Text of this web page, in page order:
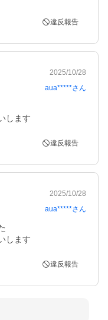
違反報告
2025/10/28
aua*****さん
します
違反報告
2025/10/28
aua*****さん
します
違反報告